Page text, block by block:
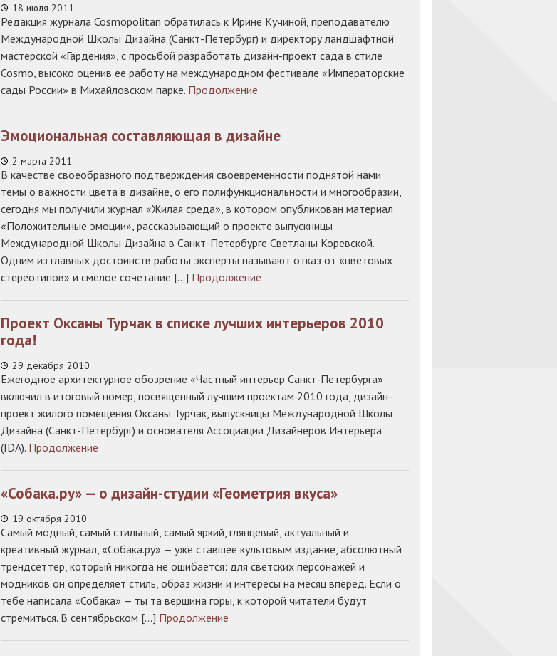
18 июля 2011
Редакция журнала Cosmopolitan обратилась к Ирине Кучиной, преподавателю
Международной Школы Дизайна (Санкт-Петербург) и директору ландшафтной
мастерской «Гардения», с просьбой разработать дизайн-проект сада в стиле
Cosmo, высоко оценив ее работу на международном фестивале «Императорские
сады России» в Михайловском парке. Продолжение
Эмоциональная составляющая в дизайне
2 марта 2011
В качестве своеобразного подтверждения своевременности поднятой нами
темы о важности цвета в дизайне, о его полифункциональности и многообразии,
сегодня мы получили журнал «Жилая среда», в котором опубликован материал
«Положительные эмоции», рассказывающий о проекте выпускницы
Международной Школы Дизайна в Санкт-Петербурге Светланы Коревской.
Одним из главных достоинств работы эксперты называют отказ от «цветовых
стереотипов» и смелое сочетание […] Продолжение
Проект Оксаны Турчак в списке лучших интерьеров 2010
года!
29 декабря 2010
Ежегодное архитектурное обозрение «Частный интерьер Санкт-Петербурга»
включил в итоговый номер, посвященный лучшим проектам 2010 года, дизайн-
проект жилого помещения Оксаны Турчак, выпускницы Международной Школы
Дизайна (Санкт-Петербург) и основателя Ассоциации Дизайнеров Интерьера
(IDA). Продолжение
«Собака.ру» — о дизайн-студии «Геометрия вкуса»
19 октября 2010
Самый модный, самый стильный, самый яркий, глянцевый, актуальный и
креативный журнал, «Собака.ру» — уже ставшее культовым издание, абсолютный
трендсеттер, который никогда не ошибается: для светских персонажей и
модников он определяет стиль, образ жизни и интересы на месяц вперед. Если о
тебе написала «Собака» — ты та вершина горы, к которой читатели будут
стремиться. В сентябрьском […] Продолжение